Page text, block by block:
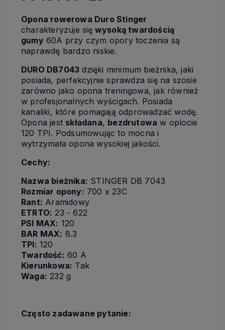
Opona rowerowa Duro Stinger
charakteryzuje się wysoką twardością
gumy60A przy czym opory toczenia są
naprawdę bardzo niskie.
DURO DB7043 dzięki minimum bieżnika, jaki
posiada, perfekcyjnie sprawdza się na szosie
zarówno jako opona treningowa, jak również
w profesjonalnych wyścigach. Posiada
kanaliki, które pomagają odprowadzać wodę.
Opona jest składana, bezdrutowa w oplocie
120 TPI. Podsumowując to mocna i
wytrzymała opona wysokiej jakości.
Cechy:
Nazwa bieżnika: STINGER DB 7043
Rozmiar opony: 700 x 23C
Rant: Aramidowy
ETRTO: 23 - 622
PSI MAX: 120
BAR MAX: 8.3
TPI: 120
Twardość: 60 A
Kierunkowa: Tak
Waga: 232 g
Często zadawane pytanie: